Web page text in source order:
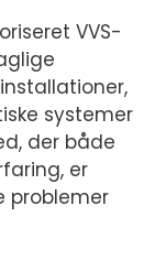
VVS-
systemer
der både
er
problemer